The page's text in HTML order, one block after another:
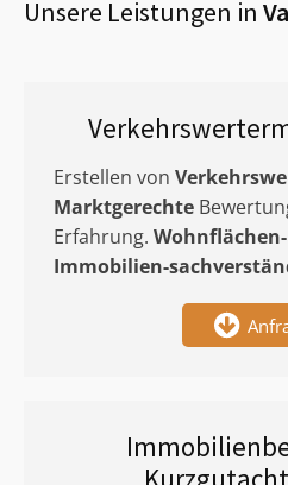
Unsere Leistungen in
Erstellen von
Marktgerechte
Erfahrung.
Immobilien-